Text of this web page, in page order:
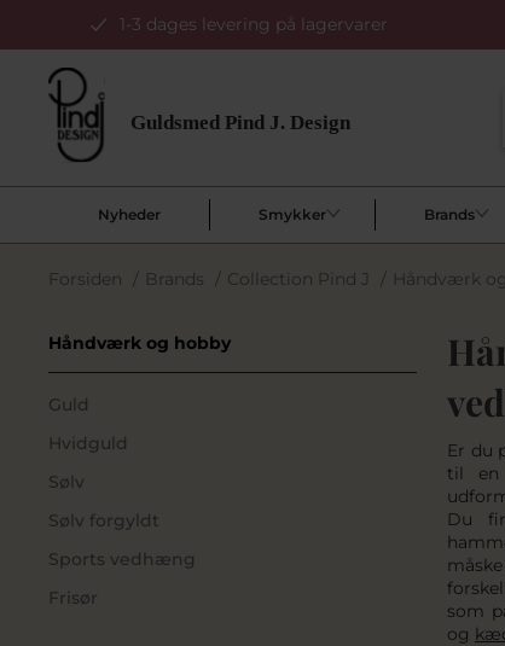
1-3 dages levering på lagervarer
Nyheder Smykker Brands
Forsiden / Brands / Collection Pind J / Håndværk
Håndværk og hobby
Guld
Hvidguld
Sølv
Sølv forgyldt
Sports vedhæng
Frisør
Er du
til en
Du
som
og